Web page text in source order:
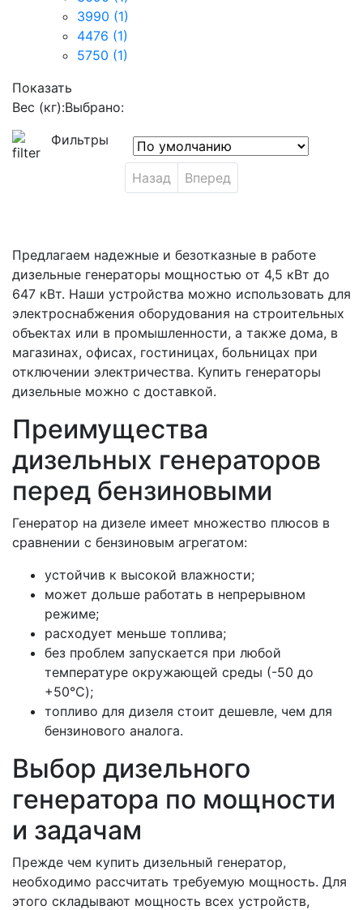
3990 (1)
4476 (1)
5750 (1)
Показать
Вес (кг):Выбрано:
Фильтры
Назад Вперед
Предлагаем надежные и безотказные в работе
дизельные генераторы мощностью от 4,5 кВт до
647 кВт. Наши устройства можно использовать для
электроснабжения оборудования на строительных
объектах или в промышленности, а также дома, в
магазинах, офисах, гостиницах, больницах при
отключении электричества. Купить генераторы
дизельные можно с доставкой.
Преимущества
дизельных генераторов
перед бензиновыми
Генератор на дизеле имеет множество плюсов в
сравнении с бензиновым агрегатом:
устойчив к высокой влажности;
может дольше работать в непрерывном
режиме;
расходует меньше топлива;
без проблем запускается при любой
температуре окружающей среды (-50 до
+50°C);
топливо для дизеля стоит дешевле, чем для
бензинового аналога.
Выбор дизельного
генератора по мощности
и задачам
Прежде чем купить дизельный генератор,
необходимо рассчитать требуемую мощность. Для
этого складывают мощность всех устройств,